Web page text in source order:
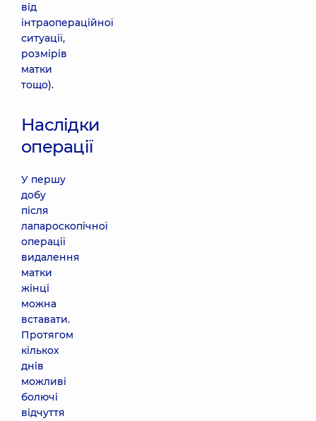
від
інтраопераційної
ситуації,
розмірів
матки
тощо).
Наслідки
операції
У першу
добу
після
лапароскопічної
операції
видалення
матки
жінці
можна
вставати.
Протягом
кількох
днів
можливі
болючі
відчуття